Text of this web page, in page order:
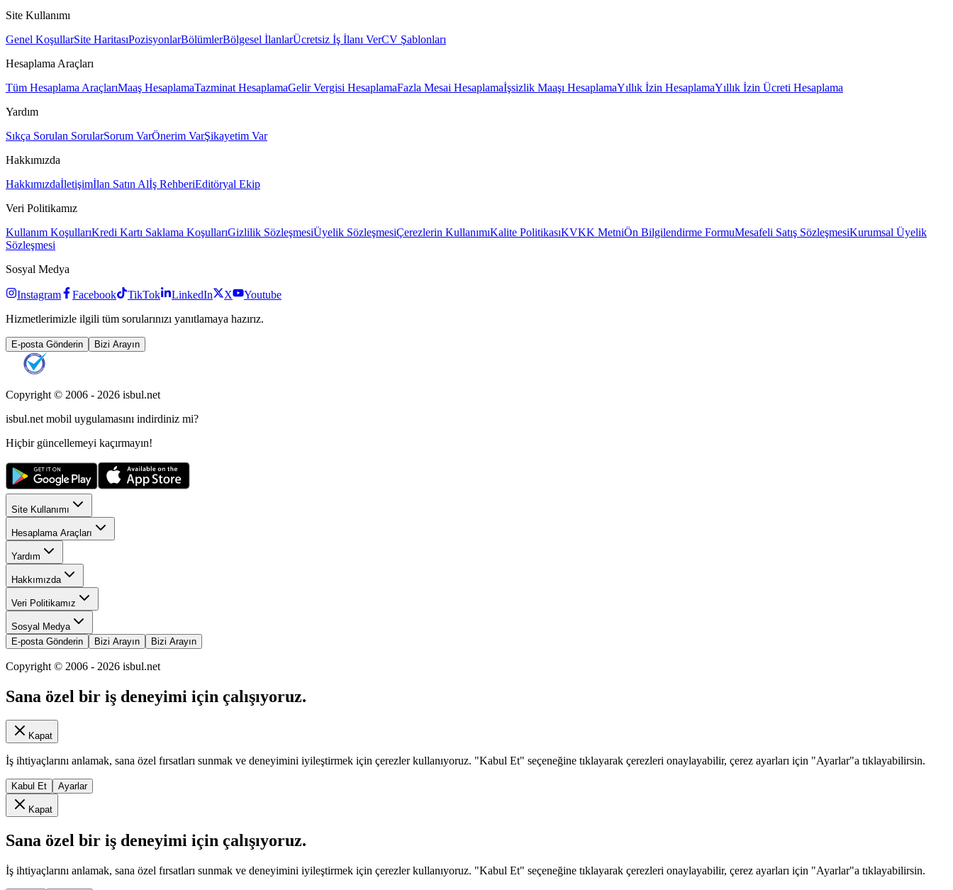
Site Kullanımı
Genel KoşullarSite HaritasıPozisyonlarBölümlerBölgesel İlanlarÜcretsiz İş İlanı VerCV Şablonları
Hesaplama Araçları
Tüm Hesaplama AraçlarıMaaş HesaplamaTazminat HesaplamaGelir Vergisi HesaplamaFazla Mesai Hesaplamaİşsizlik Maaşı HesaplamaYıllık İzin HesaplamaYıllık İzin Ücreti Hesaplama
Yardım
Sıkça Sorulan SorularSorum VarÖnerim VarŞikayetim Var
Hakkımızda
Hakkımızdaİletişimİlan Satın Alİş RehberiEditöryal Ekip
Veri Politikamız
Kullanım KoşullarıKredi Kartı Saklama KoşullarıGizlilik SözleşmesiÜyelik SözleşmesiÇerezlerin KullanımıKalite PolitikasıKVKK MetniÖn Bilgilendirme FormuMesafeli Satış SözleşmesiKurumsal Üyelik
Sözleşmesi
Sosyal Medya
Instagram Facebook TikTok LinkedIn X
Youtube
Hizmetlerimizle ilgili tüm sorularınızı yanıtlamaya hazırız.
E-posta Gönderin Bizi Arayın
Copyright © 2006 - 2026 isbul.net
isbul.net mobil uygulamasını indirdiniz mi?
Hiçbir güncellemeyi kaçırmayın!
Site Kullanımı
Hesaplama Araçları
Yardım
Hakkımızda
Veri Politikamız
Sosyal Medya
E-posta Gönderin
Bizi Arayın Bizi Arayın
Copyright © 2006 - 2026 isbul.net
Sana özel bir iş deneyimi için çalışıyoruz.
Kapat
İş ihtiyaçlarını anlamak, sana özel fırsatları sunmak ve deneyimini iyileştirmek için çerezler kullanıyoruz. "Kabul Et" seçeneğine tıklayarak çerezleri onaylayabilir, çerez ayarları için "Ayarlar"a tıklayabilirsin.
Kabul Et Ayarlar
Kapat
Sana özel bir iş deneyimi için çalışıyoruz.
İş ihtiyaçlarını anlamak, sana özel fırsatları sunmak ve deneyimini iyileştirmek için çerezler kullanıyoruz. "Kabul Et" seçeneğine tıklayarak çerezleri onaylayabilir, çerez ayarları için "Ayarlar"a tıklayabilirsin.